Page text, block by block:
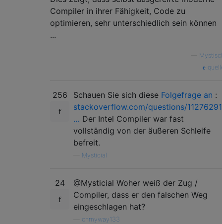
Compiler in ihrer Fähigkeit, Code zu
optimieren, sehr unterschiedlich sein können
...
256 Schauen Sie sich diese Folgefrage an :
stackoverflow.com/questions/
… Der Intel Compiler war fast
vollständig von der äußeren Schleife
befreit.
Mysticial
24
@Mysticial Woher weiß der Zug /
Compiler, dass er den falschen Weg
eingeschlagen hat?
onmyway133